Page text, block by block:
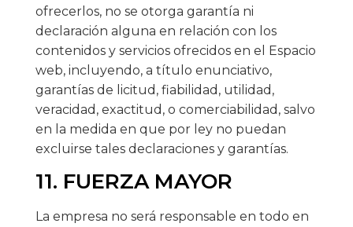
ofrecerlos, no se otorga garantía ni
declaración alguna en relación con los
contenidos y servicios ofrecidos en el Espacio
web, incluyendo, a título enunciativo,
garantías de licitud, fiabilidad, utilidad,
veracidad, exactitud, o comerciabilidad, salvo
en la medida en que por ley no puedan
excluirse tales declaraciones y garantías.
11. FUERZA MAYOR
La empresa no será responsable en todo en